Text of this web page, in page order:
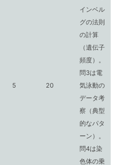
5 20
インベル
グの法則
の計算
（遺伝子
頻度）。
問3は電
気泳動の
データ考
察（典型
的なパタ
ーン）。
問4は染
色体の乗